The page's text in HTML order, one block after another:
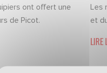
ont offert une
de Picot.
Les
et
LIRE